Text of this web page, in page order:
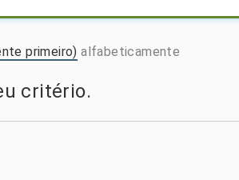
primeiro) alfabeticamente
critério.